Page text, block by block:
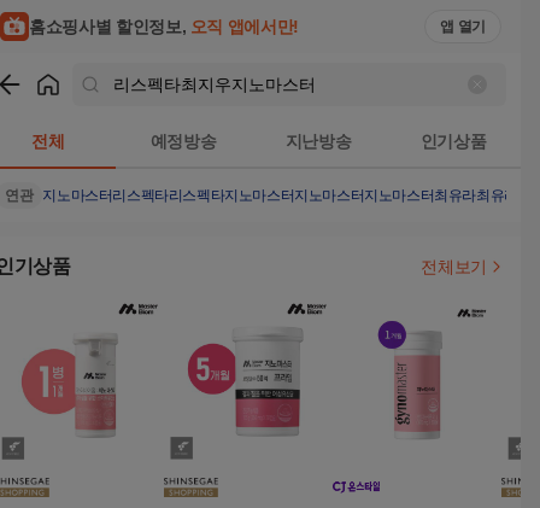
홈쇼핑사별 할인정보, 오직 앱에서만! 앱 열기
전체 예정방송 지난방송 인기상품
연관 지노마스터리스펙타리스펙타지노마스터지노마스터지노마스터최유라최유라쇼
기상품 전체보기